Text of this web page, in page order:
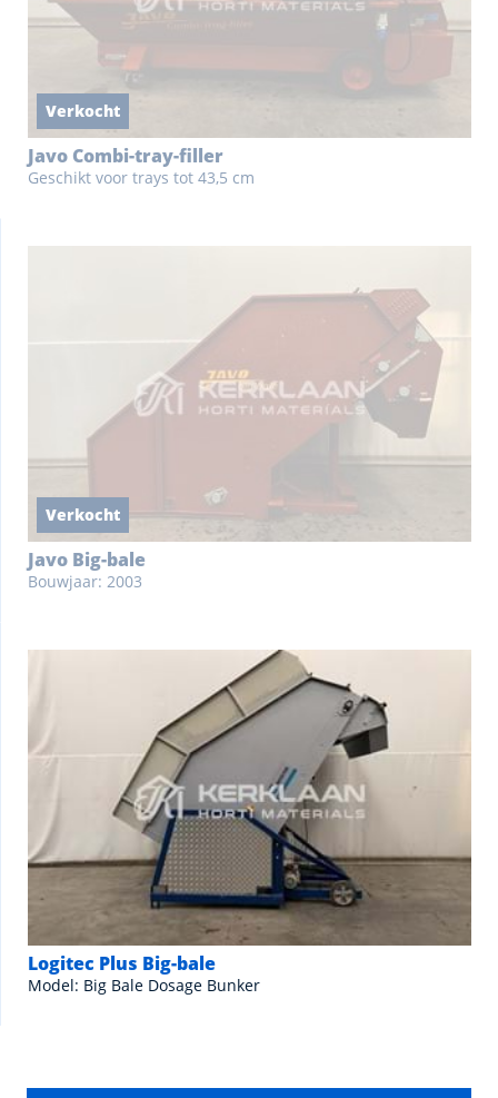
Verkocht
Javo Combi-tray-filler
Geschikt voor trays tot 43,5 cm
Verkocht
Javo Big-bale
Bouwjaar: 2003
Logitec Plus Big-bale
Model: Big Bale Dosage Bunker